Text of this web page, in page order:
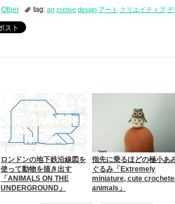
Other tag: art cretive design アート クリエイティブ デ
ロンドンの地下鉄沿線図を
使って動物を描き出す
「ANIMALS ON THE
UNDERGROUND」
指先に乗るほどの極小あ
ぐるみ「Extremely
miniature, cute
animals」